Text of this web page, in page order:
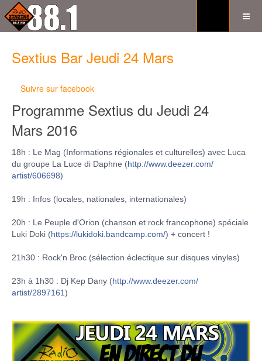
Sextius Bar Jeudi 24 Mars
Suivre sur facebook
Programme Sextius du Jeudi 24
Mars 2016
18h : Le Mag (Informations régionales et culturelles) avec Luca
du groupe La Luce di Daphne (http://www.deezer.com/
artist/606698)
19h : Infos (locales, nationales, internationales)
20h : Le Peuple d'Orion (chanson et rock francophone) spéciale
Luki Doki (https://lukidoki.bandcamp.com/) + concert !
21h30 : Rock'n Broc (sélection éclectique sur disques vinyles)
23h à 1h30 : Dj Kep Dany (http://www.deezer.com/
artist/2897161)